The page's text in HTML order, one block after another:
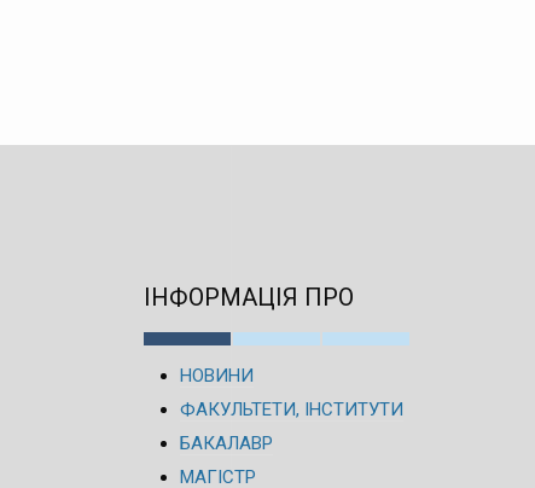
ІНФОРМАЦІЯ ПРО
НОВИНИ
ФАКУЛЬТЕТИ, ІНСТИТУТИ
БАКАЛАВР
МАГІСТР